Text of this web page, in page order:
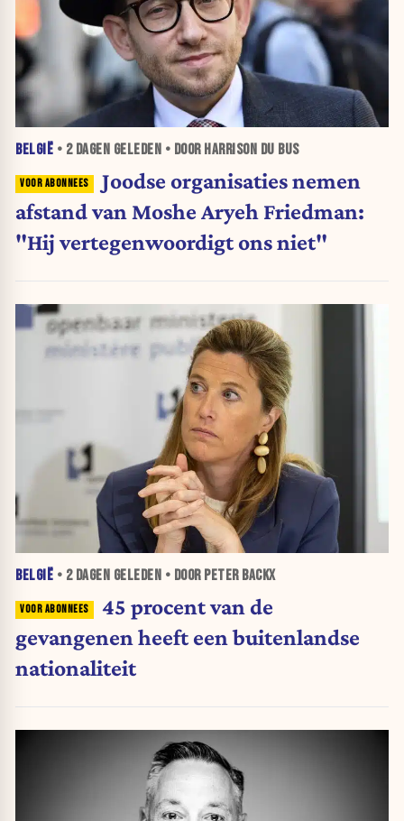
BELGIË • 2 DAGEN GELEDEN • DOOR HARRISON DU BUS
Joodse organisaties nemen
afstand van Moshe Aryeh Friedman:
"Hij vertegenwoordigt ons niet"
BELGIË • 2 DAGEN GELEDEN • DOOR PETER BACKX
45 procent van de
gevangenen heeft een buitenlandse
nationaliteit